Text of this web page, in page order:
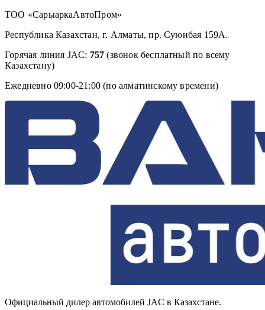
TOO «СарыаркаАвтоПром»
Республика Казахстан, г. Алматы, пр. Суюнбая 159А.
Горячая линия JAC: 757 (звонок бесплатный по всему
Казахстану)
Ежедневно 09:00-21:00 (по алматинскому времени)
Официальный дилер автомобилей JAC в Казахстане.